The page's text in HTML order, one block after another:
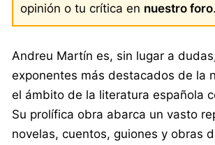
opinión o tu crítica en nuestro foro.
Andreu Martín es, sin lugar a
exponentes más destacados de la
el ámbito de la literatura española
Su prolífica obra abarca un vasto
novelas, cuentos, guiones y obras